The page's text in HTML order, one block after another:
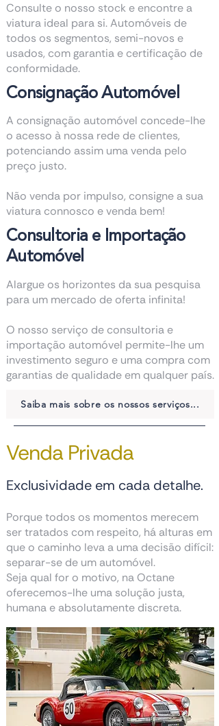
Consulte o nosso stock e encontre a
viatura ideal para si. Automóveis de
todos os segmentos, semi-novos e
usados, com garantia e certificação de
conformidade.
Consignação Automóvel
A consignação automóvel concede-lhe
o acesso à nossa rede de clientes,
potenciando assim uma venda pelo
preço justo.
Não venda por impulso, consigne a sua
viatura connosco e venda bem!
Consultoria e Importação
Automóvel
Alargue os horizontes da sua pesquisa
para um mercado de oferta infinita!
O nosso serviço de consultoria e
importação automóvel permite-lhe um
investimento seguro e uma compra com
garantias de qualidade em qualquer país.
Saiba mais sobre os nossos serviços...
Venda Privada
Exclusividade em cada detalhe.
Porque todos os momentos merecem
ser tratados com respeito, há alturas em
que o caminho leva a uma decisão difícil:
separar-se de um automóvel.
Seja qual for o motivo, na Octane
oferecemos-lhe uma solução justa,
humana e absolutamente discreta.